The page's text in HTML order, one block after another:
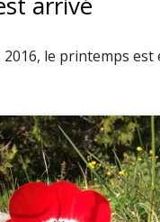
le printemps